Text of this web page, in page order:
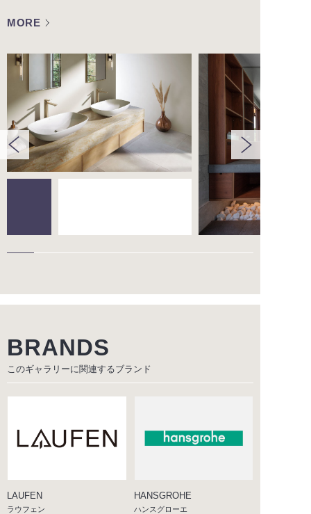
MORE
BRANDS
このギャラリーに関連するブランド
LAUFEN
ラウフェン
HANSGROHE
ハンスグローエ